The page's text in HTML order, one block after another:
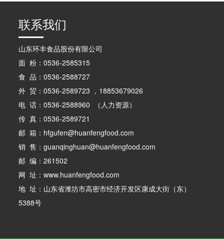
联系我们
山东环丰食品股份有限公司
面 粉：0536-2585315
食 品：0536-2588727
外 贸：0536-2589723 ，18853679026
电 话：0536-2588960 （人力资源）
传 真：0536-2589721
邮 箱：hfgufen@huanfengfood.com
销 售：guanqinghuan@huanfengfood.com
邮 编：261502
网 址：www.huanfengfood.com
地 址：山东省潍坊市高密市经济开发区康成大街（东）
5388号